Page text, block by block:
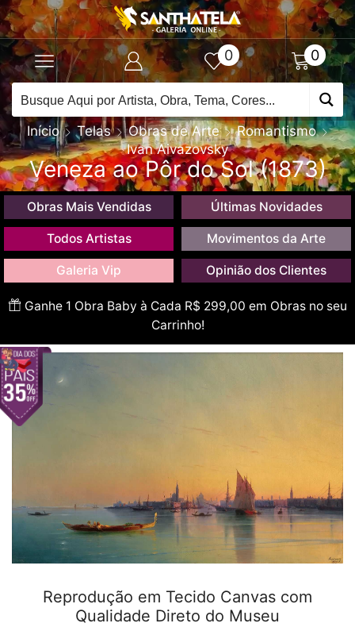
0 0
Início Telas Obras de Arte
Romantismo
Ivan Aivazovsky
Veneza ao Pôr do Sol (1873)
Obras Mais Vendidas Últimas Novidades
Todos Artistas Movimentos da Arte
Galeria Vip Opinião dos Clientes
Ganhe 1 Obra Baby à Cada R$ 299,00 em Obras no seu
Carrinho!
Reprodução em Tecido Canvas com
Qualidade Direto do Museu